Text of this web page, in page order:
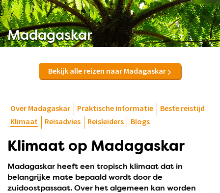
Madagaskar
Bekijk alle reizen naar Madagaskar
Over Madagaskar Praktische informatie
Beste reistijd
Klimaat
Reisadvies Reisleiders Blogs
Klimaat op Madagaskar
Madagaskar heeft een tropisch klimaat dat in
belangrijke mate bepaald wordt door de
zuidoostpassaat. Over het algemeen kan worden